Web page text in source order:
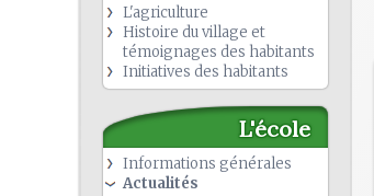
L'agriculture
Histoire du village et
témoignages des habitants
Initiatives des habitants
L'école
Informations générales
Actualités